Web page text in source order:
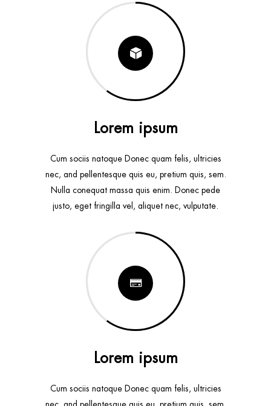
Lorem ipsum
Cum sociis natoque Donec quam felis, ultricies
nec, and pellentesque quis eu, pretium quis, sem.
Nulla conequat massa quis enim. Donec pede
justo, eget fringilla vel, aliquet nec, vulputate.
Lorem ipsum
Cum sociis natoque Donec quam felis, ultricies